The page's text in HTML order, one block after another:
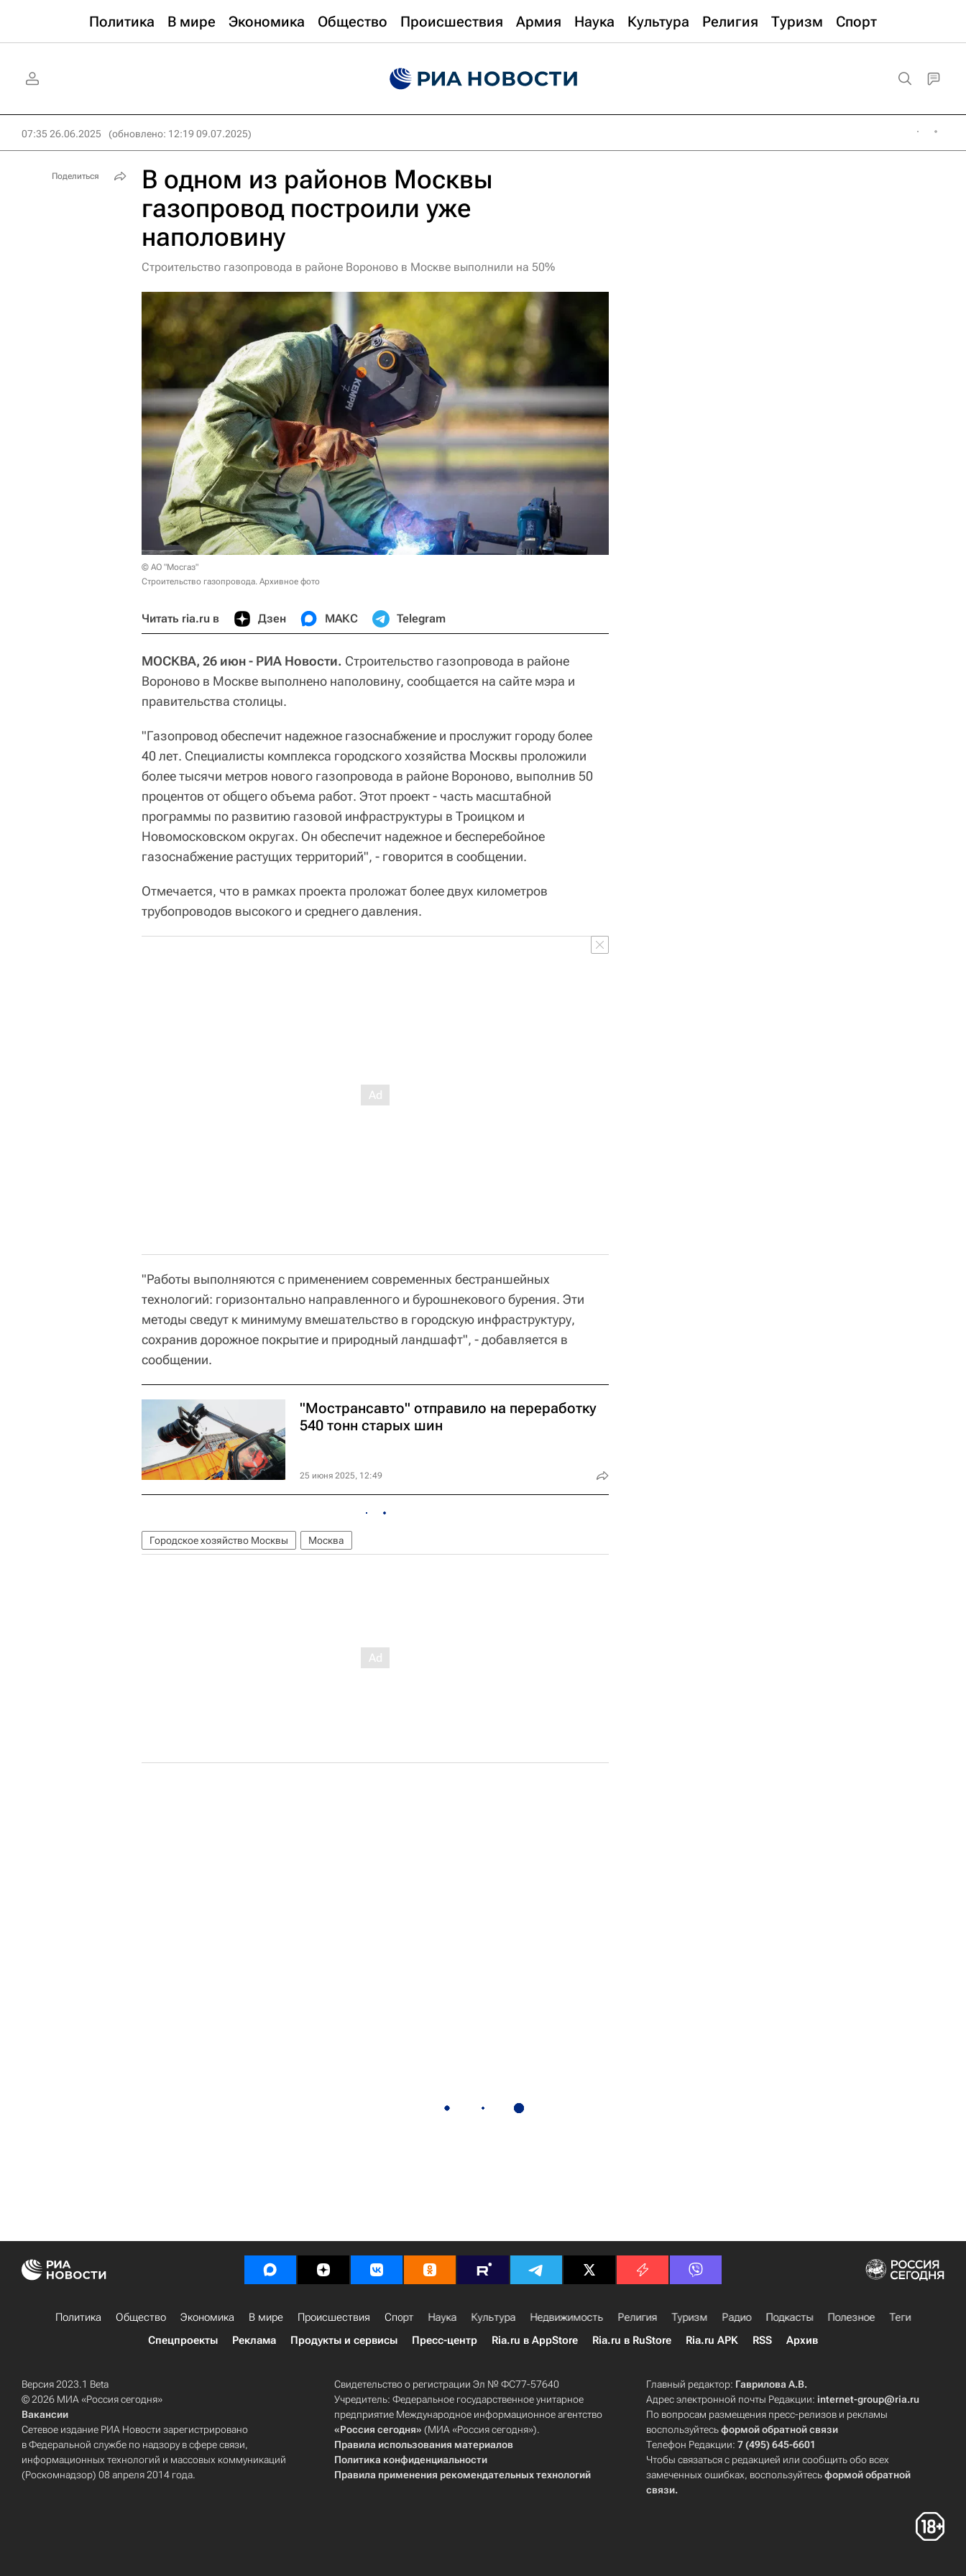
Политика В мире Экономика Общество Происшествия Армия Наука Культура Религия Туризм Спорт
07:35 26.06.2025 (обновлено: 12:19 09.07.2025)
В одном из районов Москвы
газопровод построили уже
наполовину
Строительство газопровода в районе Вороново в Москве выполнили на 50%
© АО "Мосгаз"
Строительство газопровода. Архивное фото
Читать ria.ru в Дзен МАКС Telegram
МОСКВА, 26 июн - РИА Новости. Строительство газопровода в районе
Вороново в Москве выполнено наполовину, сообщается на сайте мэра и
правительства столицы.
"Газопровод обеспечит надежное газоснабжение и прослужит городу более
40 лет. Специалисты комплекса городского хозяйства Москвы проложили
более тысячи метров нового газопровода в районе Вороново, выполнив 50
процентов от общего объема работ. Этот проект - часть масштабной
программы по развитию газовой инфраструктуры в Троицком и
Новомосковском округах. Он обеспечит надежное и бесперебойное
газоснабжение растущих территорий", - говорится в сообщении.
Отмечается, что в рамках проекта проложат более двух километров
трубопроводов высокого и среднего давления.
"Работы выполняются с применением современных бестраншейных
технологий: горизонтально направленного и бурошнекового бурения. Эти
методы сведут к минимуму вмешательство в городскую инфраструктуру,
сохранив дорожное покрытие и природный ландшафт", - добавляется в
сообщении.
"Мострансавто" отправило на переработку
540 тонн старых шин
25 июня 2025, 12:49
Городское хозяйство Москвы Москва
Поделиться
Политика Общество Экономика В мире Происшествия Спорт Наука Культура Недвижимость Религия Туризм Радио Подкасты Полезное
Теги
Спецпроекты
Реклама Продукты и сервисы Пресс-центр Ria.ru в AppStore Ria.ru в RuStore Ria.ru APK RSS Архив
Версия 2023.1 Beta
© 2026 МИА «Россия сегодня»
Вакансии
Сетевое издание РИА Новости зарегистрировано
в Федеральной службе по надзору в сфере связи,
информационных технологий и массовых коммуникаций
(Роскомнадзор) 08 апреля 2014 года.
Свидетельство о регистрации Эл № ФС77-57640
Учредитель: Федеральное государственное унитарное
предприятие Международное информационное агентство
«Россия сегодня» (МИА «Россия сегодня»).
Правила использования материалов
Политика конфиденциальности
Правила применения рекомендательных технологий
Главный редактор: Гаврилова А.В.
Адрес электронной почты Редакции:internet-group@ria.ru
По вопросам размещения пресс-релизов и рекламы
воспользуйтесьформой обратной связи
Телефон Редакции:7 (495) 645-6601
Чтобы связаться с редакцией или сообщить обо всех
замеченных ошибках, воспользуйтесьформой обратной
связи.